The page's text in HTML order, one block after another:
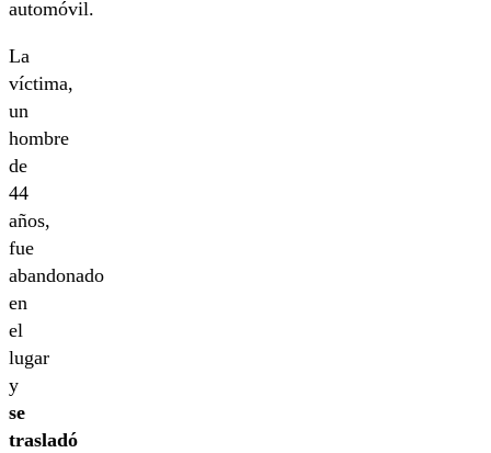
automóvil.
La
víctima,
un
hombre
de
44
años,
fue
abandonado
en
el
lugar
y
se
trasladó